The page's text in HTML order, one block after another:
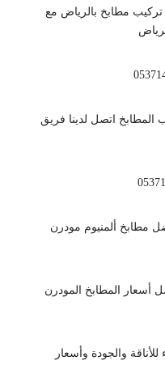
مطابخ بالرياض مع
اتصل لدينا فريق
مطابخ ألمنيوم مودرن
المطابخ المودرن
والجودة وأسعار